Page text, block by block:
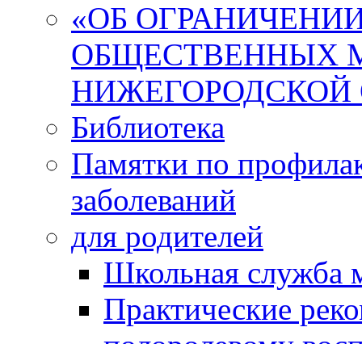
«ОБ
ОБЩЕСТВЕННЫХ
НИЖЕГОРОДСКОЙ
Библиотека
Памятки по
заболеваний
для родителей
Школьная служба
Практические